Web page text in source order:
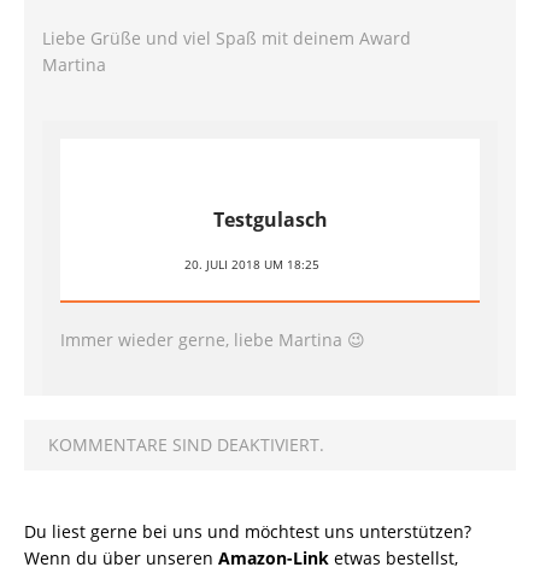
Liebe Grüße und viel Spaß mit deinem Award
Martina
Testgulasch
20. JULI 2018 UM 18:25
Immer wieder gerne, liebe Martina 😉
KOMMENTARE SIND DEAKTIVIERT.
Du liest gerne bei uns und möchtest uns unterstützen?
Wenn du über unseren Amazon-Link etwas bestellst,